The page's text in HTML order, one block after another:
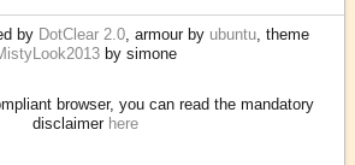
by DotClear 2.0, armour by ubuntu, theme
by simone
browser, you can read the mandatory
disclaimer here